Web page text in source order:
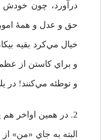
درآورد، چون خودش
حق و عدل و همۀ
خيال مي‌كرد بقيه
و براي كاستن از
و توطئه مي‌كنند! در
2. در همين اواخر هم يك عزيزي پيدا شد و
البته به جاي «من»